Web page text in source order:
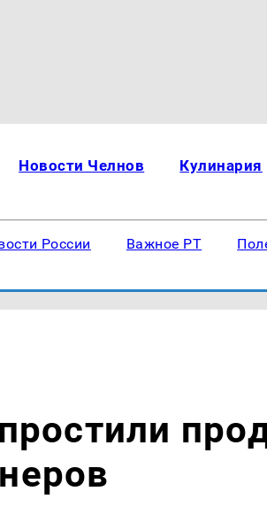
Новости Челнов Кулинария
России Важное РТ